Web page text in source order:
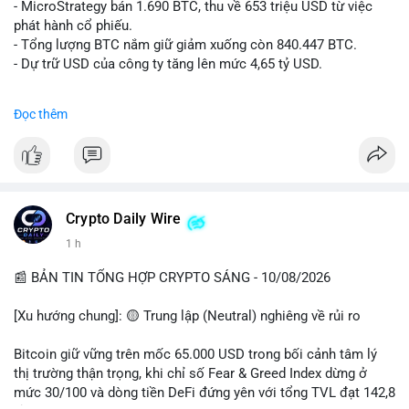
âm), trải nghiệm coin rác, và sự nhàm chán của Bitcoin khi đi
ngang.
• Tin tức quốc tế: Hedge funds trên CME chuyển sang vị thế
Long Bitcoin; Standard Chartered dự báo LINK đạt 200 USD
14/08; ra mắt các chiến dịch airdrop và cuộc thi trading.
💡 NHẬN ĐỊNH & KHUYẾN NGHỊ
các quỹ phòng hộ sang vị thế Long là tín hiệu tích cực ngầm,
nhưng biến động ngắn hạn vẫn cao.
• Khuyến nghị: Cẩn trọng với các lệnh Long/Short khi Bitcoin
chưa thoát khỏi vùng giá hiện tại. Theo dõi sát các tin tức về
- MicroStrategy bán 1.690 BTC, thu về 653 triệu USD từ việc
phát hành cổ phiếu.
- Tổng lượng BTC nắm giữ giảm xuống còn 840.447 BTC.
- Dự trữ USD của công ty tăng lên mức 4,65 tỷ USD.
📰 Nguồn: CoinDesk
Đọc thêm
Crypto Daily Wire
1 h
📰 BẢN TIN TỔNG HỢP CRYPTO SÁNG - 10/08/2026
[Xu hướng chung]: 🟡 Trung lập (Neutral) nghiêng về rủi ro
Bitcoin giữ vững trên mốc 65.000 USD trong bối cảnh tâm lý
thị trường thận trọng, khi chỉ số Fear & Greed Index dừng ở
mức 30/100 và dòng tiền DeFi đứng yên với tổng TVL đạt 142,8